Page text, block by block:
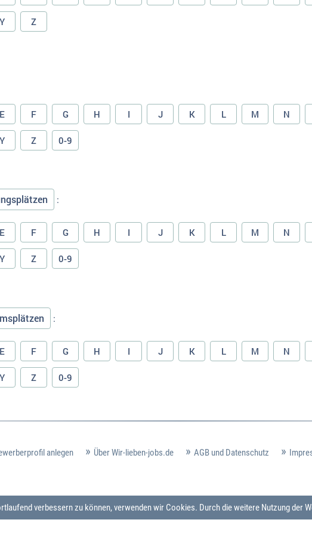
Y Z
E F G H I J K L M N
Y Z 0-9
:
E F G H I J K L M N
Y Z 0-9
:
E F G H I J K L M N
Y Z 0-9
anlegen Über Wir-lieben-jobs.de AGB und Datenschutz
verbessern zu können, verwenden wir Cookies. Durch die weitere Nutzung der